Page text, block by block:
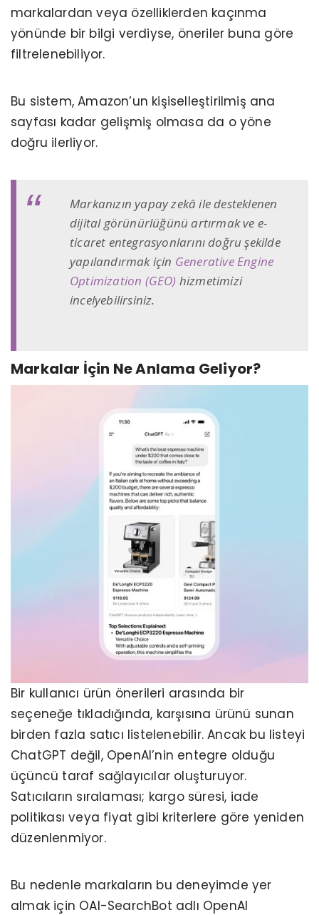
markalardan veya özelliklerden kaçınma
yönünde bir bilgi verdiyse, öneriler buna göre
filtrelenebiliyor.
Bu sistem, Amazon’un kişiselleştirilmiş ana
sayfası kadar gelişmiş olmasa da o yöne
doğru ilerliyor.
Markanızın yapay zekâ ile desteklenen
dijital görünürlüğünü artırmak ve e-
ticaret entegrasyonlarını doğru şekilde
yapılandırmak için Generative Engine
Optimization (GEO) hizmetimizi
incelyebilirsiniz.
Markalar İçin Ne Anlama Geliyor?
Bir kullanıcı ürün önerileri arasında bir
seçeneğe tıkladığında, karşısına ürünü sunan
birden fazla satıcı listelenebilir. Ancak bu listeyi
ChatGPT değil, OpenAI’nin entegre olduğu
üçüncü taraf sağlayıcılar oluşturuyor.
Satıcıların sıralaması; kargo süresi, iade
politikası veya fiyat gibi kriterlere göre yeniden
düzenlenmiyor.
Bu nedenle markaların bu deneyimde yer
almak için OAI-SearchBot adlı OpenAI